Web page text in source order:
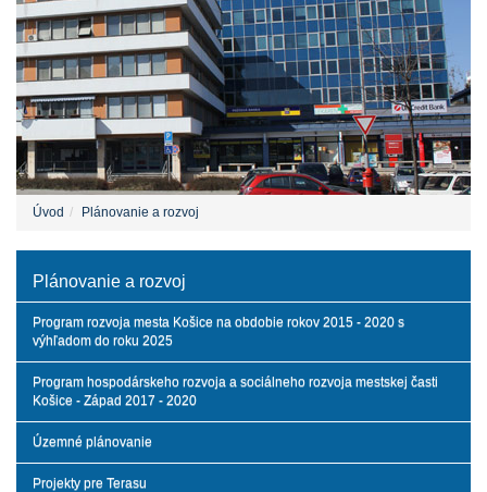
Úvod Plánovanie a rozvoj
Plánovanie a rozvoj
Program rozvoja mesta Košice na obdobie rokov 2015 - 2020 s
výhľadom do roku 2025
Program hospodárskeho rozvoja a sociálneho rozvoja mestskej časti
Košice - Západ 2017 - 2020
Územné plánovanie
Projekty pre Terasu